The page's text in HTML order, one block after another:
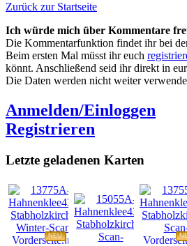
Zurück zur Startseite
Ich würde mich über Kommentare
Die Kommentarfunktion findet ihr bei
Beim ersten Mal müsst ihr euch
könnt. Anschließend seid ihr direkt in
Die Daten werden nicht weiter
Anmelden/Einloggen
Registrieren
Letzte geladenen Karten
NEU